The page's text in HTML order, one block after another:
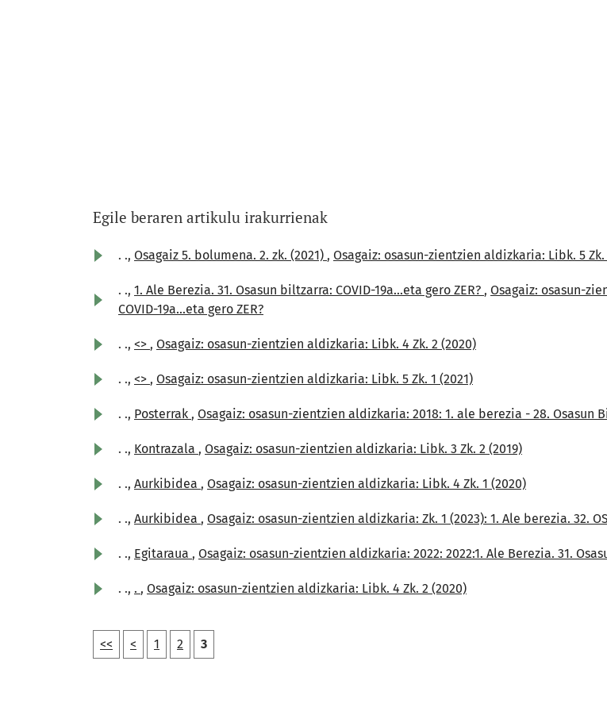
Egile beraren artikulu irakurrienak
. ., Osagaiz 5. bolumena. 2. zk. (2021) , Osagaiz: osasun-zientzien aldizkaria: Libk. 5 Zk.
. ., 1. Ale Berezia. 31. Osasun biltzarra: COVID-19a...eta gero ZER? , Osagaiz: osasun-
COVID-19a...eta gero ZER?
. ., <> , Osagaiz: osasun-zientzien aldizkaria: Libk. 4 Zk. 2 (2020)
. ., <> , Osagaiz: osasun-zientzien aldizkaria: Libk. 5 Zk. 1 (2021)
. ., Posterrak , Osagaiz: osasun-zientzien aldizkaria: 2018: 1. ale berezia - 28.
. ., Kontrazala , Osagaiz: osasun-zientzien aldizkaria: Libk. 3 Zk. 2 (2019)
. ., Aurkibidea , Osagaiz: osasun-zientzien aldizkaria: Libk. 4 Zk. 1 (2020)
. ., Aurkibidea , Osagaiz: osasun-zientzien aldizkaria: Zk. 1 (2023): 1. Ale berezia. 32.
. ., Egitaraua , Osagaiz: osasun-zientzien aldizkaria: 2022: 2022:1. Ale Berezia. 31.
. ., . , Osagaiz: osasun-zientzien aldizkaria: Libk. 4 Zk. 2 (2020)
<< < 1 2 3